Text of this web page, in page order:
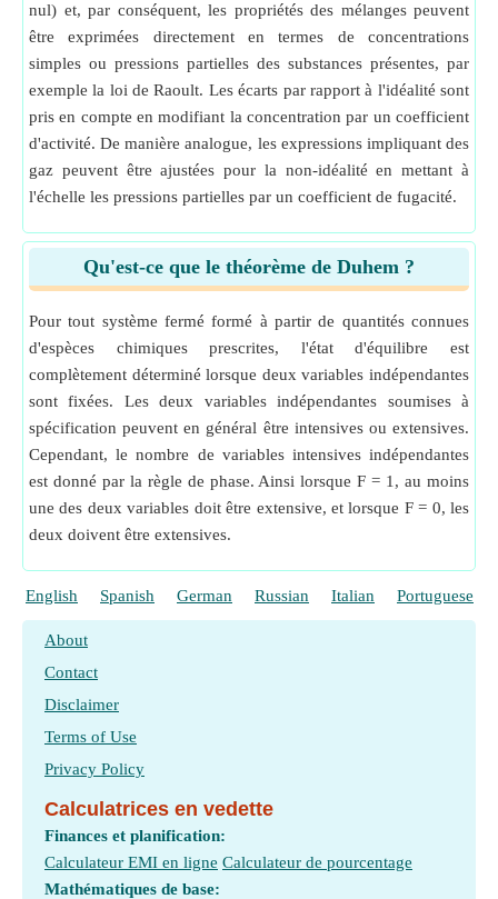
nul) et, par conséquent, les propriétés des mélanges peuvent
être exprimées directement en termes de concentrations
simples ou pressions partielles des substances présentes, par
exemple la loi de Raoult. Les écarts par rapport à l'idéalité sont
pris en compte en modifiant la concentration par un coefficient
d'activité. De manière analogue, les expressions impliquant des
gaz peuvent être ajustées pour la non-idéalité en mettant à
l'échelle les pressions partielles par un coefficient de fugacité.
Qu'est-ce que le théorème de Duhem ?
Pour tout système fermé formé à partir de quantités connues
d'espèces chimiques prescrites, l'état d'équilibre est
complètement déterminé lorsque deux variables indépendantes
sont fixées. Les deux variables indépendantes soumises à
spécification peuvent en général être intensives ou extensives.
Cependant, le nombre de variables intensives indépendantes
est donné par la règle de phase. Ainsi lorsque F = 1, au moins
une des deux variables doit être extensive, et lorsque F = 0, les
deux doivent être extensives.
English Spanish German Russian Italian Portuguese
About
Contact
Disclaimer
Terms of Use
Privacy Policy
Calculatrices en vedette
Finances et planification:
Calculateur EMI en ligne Calculateur de pourcentage
Mathématiques de base: